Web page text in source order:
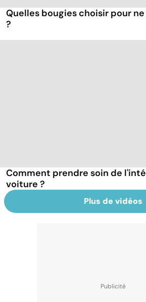
Quelles bougies choisir pour
?
Comment prendre soin de
voiture ?
Plus de vidéos